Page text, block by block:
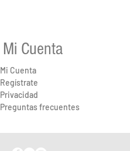
Mi Cuenta
Mi Cuenta
Regístrate
Privacidad
Preguntas frecuentes